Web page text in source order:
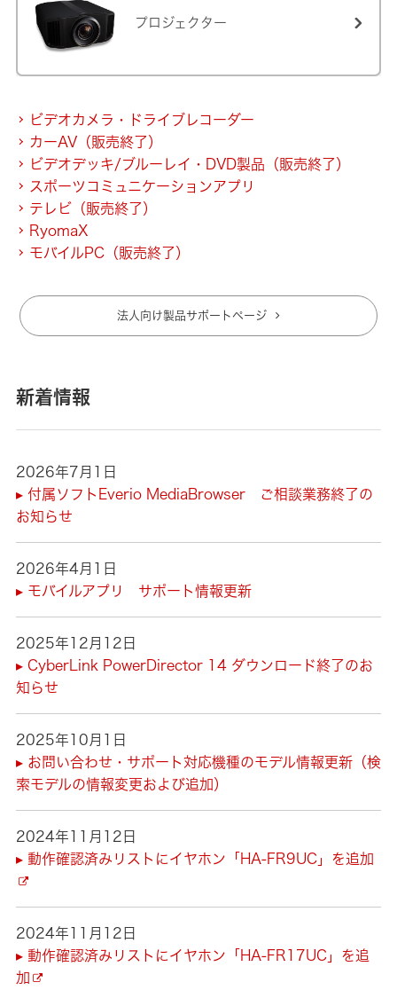
プロジェクター
ビデオカメラ・ドライブレコーダー
カーAV（販売終了）
ビデオデッキ/ブルーレイ・DVD製品（販売終了）
スポーツコミュニケーションアプリ
テレビ（販売終了）
RyomaX
モバイルPC（販売終了）
法人向け製品サポートページ
新着情報
2026年7月1日
▸ 付属ソフトEverio MediaBrowser ご相談業務終了の
お知らせ
2026年4月1日
▸ モバイルアプリ サポート情報更新
2025年12月12日
▸ CyberLink PowerDirector 14 ダウンロード終了のお
知らせ
2025年10月1日
▸ お問い合わせ・サポート対応機種のモデル情報更新（検
索モデルの情報変更および追加）
2024年11月12日
▸ 動作確認済みリストにイヤホン「HA-FR9UC」を追加
2024年11月12日
▸ 動作確認済みリストにイヤホン「HA-FR17UC」を追
加